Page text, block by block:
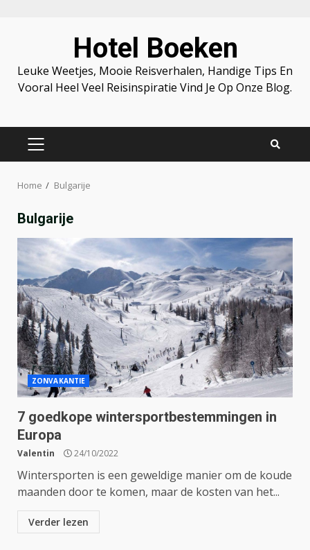
Hotel Boeken
Leuke Weetjes, Mooie Reisverhalen, Handige Tips En
Vooral Heel Veel Reisinspiratie Vind Je Op Onze Blog.
PRIMARY
Home Bulgarije
Bulgarije
ZONVAKANTIE
7 goedkope wintersportbestemmingen in
Europa
Valentin 24/10/2022
Wintersporten is een geweldige manier om de koude
maanden door te komen, maar de kosten van het...
Verder lezen